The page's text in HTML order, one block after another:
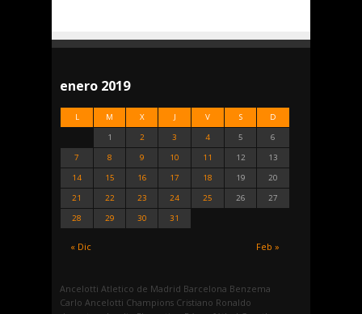
enero 2019
L M X J V S D
« Dic Feb »
1 2 3 4 5
6
7
8 9 10 11 12
13
14
15 16 17 18 19
20
21
22 23 24 25 26
27
28
29 30 31
Ancelotti Atletico de Madrid Barcelona Benzema
Carlo Ancelotti Champions Cristiano Ronaldo